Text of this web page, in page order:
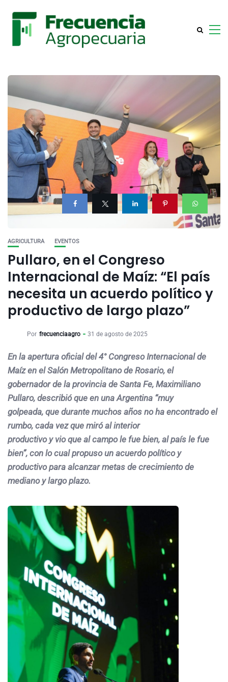
AGRICULTURA EVENTOS
Pullaro, en el Congreso
Internacional de Maíz: “El país
necesita un acuerdo político y
productivo de largo plazo”
Por frecuenciaagro 31 de agosto de 2025
En la apertura oficial del 4° Congreso Internacional de
Maíz en el Salón Metropolitano de Rosario, el
gobernador de la provincia de Santa Fe, Maximiliano
Pullaro, describió que en una Argentina “muy
golpeada, que durante muchos años no ha encontrado el
rumbo, cada vez que miró al interior
productivo y vio que al campo le fue bien, al país le fue
bien”, con lo cual propuso un acuerdo político y
productivo para alcanzar metas de crecimiento de
mediano y largo plazo.